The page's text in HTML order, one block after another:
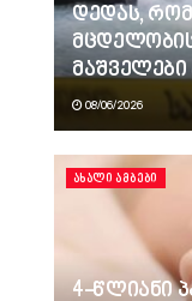
დედას,
08/06/2026
ᲐᲮᲐᲚᲘ ᲐᲛᲑᲔᲑᲘ
4-წლიანი